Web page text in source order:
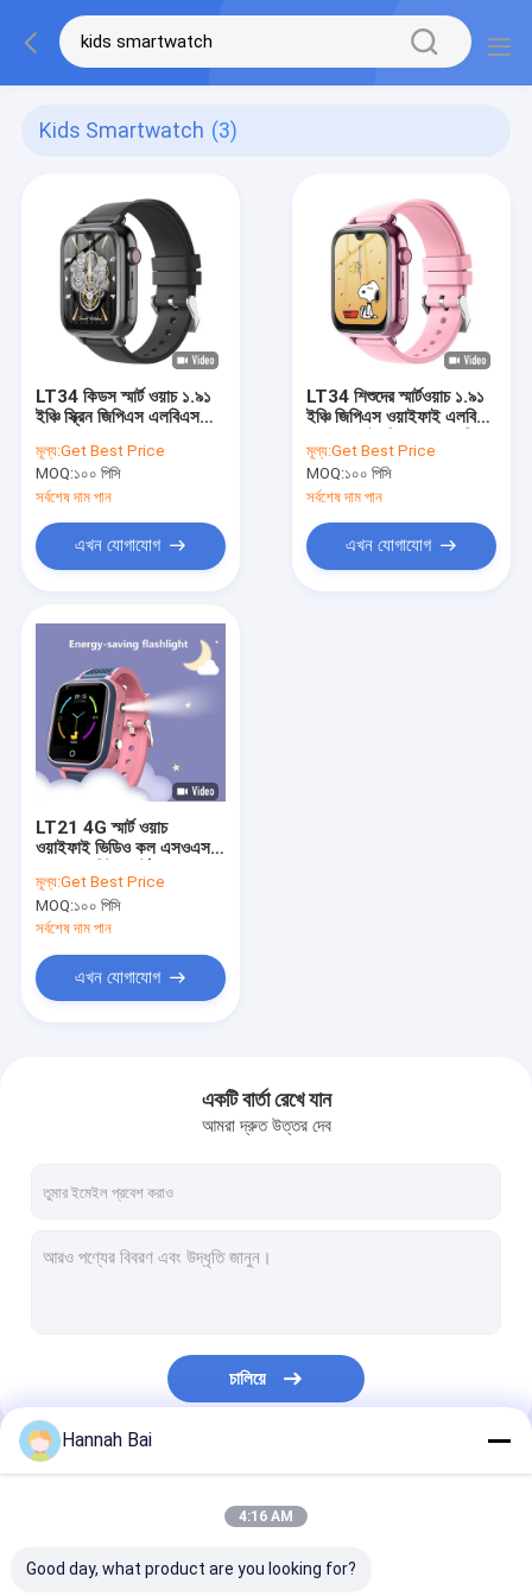
Kids Smartwatch (3)
LT34 কিডস স্মার্ট ওয়াচ ১.৯১
ইঞ্চি স্ক্রিন জিপিএস এলবিএস
তৈরি করুন
মূল্য:Get Best Price
MOQ:১০০ পিসি
সর্বশেষ দাম পান
এখন যোগাযোগ
LT34 শিশুদের স্মার্টওয়াচ ১.৯১
ইঞ্চি জিপিএস ওয়াইফাই এলবিএস
ভিডিও কলিং স্মার্টওয়াচ
মূল্য:Get Best Price
MOQ:১০০ পিসি
সর্বশেষ দাম পান
এখন যোগাযোগ
LT21 4G স্মার্ট ওয়াচ
ওয়াইফাই ভিডিও কল এসওএস
জিপিএস অবস্থান ট্র্যাকার সহ
মূল্য:Get Best Price
MOQ:১০০ পিসি
সর্বশেষ দাম পান
এখন যোগাযোগ
একটি বার্তা রেখে যান
আমরা দ্রুত উত্তর দেব
চালিয়ে
আমাদের বিভাগসমূহ
Hannah Bai
4:16 AM
Good day, what product are you looking for?